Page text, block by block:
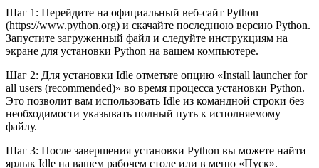
Шаг 1: Перейдите на официальный веб-сайт Python
(https://www.python.org) и скачайте последнюю версию Python.
Запустите загруженный файл и следуйте инструкциям на
экране для установки Python на вашем компьютере.
Шаг 2: Для установки Idle отметьте опцию «Install launcher for
all users (recommended)» во время процесса установки Python.
Это позволит вам использовать Idle из командной строки без
необходимости указывать полный путь к исполняемому
файлу.
Шаг 3: После завершения установки Python вы можете найти
ярлык Idle на вашем рабочем столе или в меню «Пуск».